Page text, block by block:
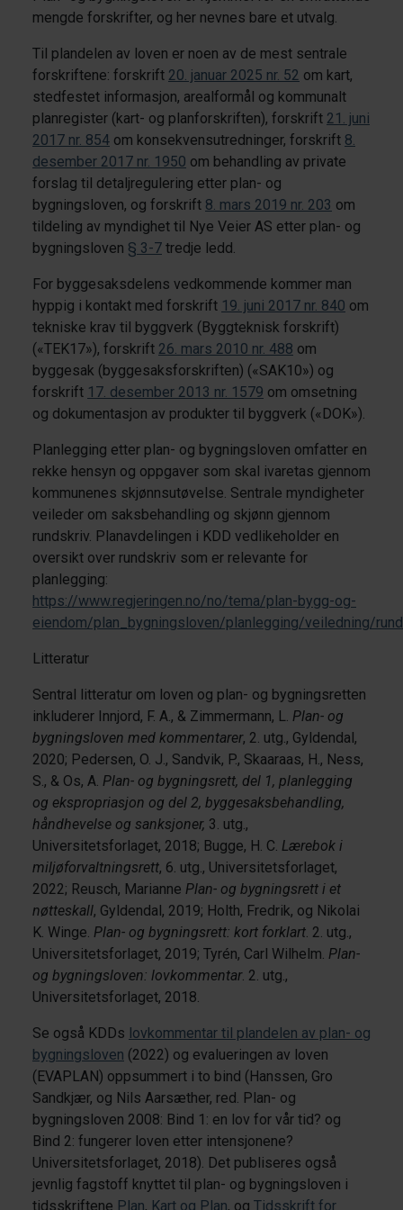
mengde forskrifter, og her nevnes bare et utvalg.
Til plandelen av loven er noen av de mest sentrale
forskriftene: forskrift 20. januar 2025 nr. 52 om kart,
stedfestet informasjon, arealformål og kommunalt
planregister (kart- og planforskriften), forskrift 21. juni
2017 nr. 854 om konsekvensutredninger, forskrift 8.
desember 2017 nr. 1950 om behandling av private
forslag til detaljregulering etter plan- og
bygningsloven, og forskrift 8. mars 2019 nr. 203 om
tildeling av myndighet til Nye Veier AS etter plan- og
bygningsloven § 3-7 tredje ledd.
For byggesaksdelens vedkommende kommer man
hyppig i kontakt med forskrift 19. juni 2017 nr. 840 om
tekniske krav til byggverk (Byggteknisk forskrift)
(«TEK17»), forskrift 26. mars 2010 nr. 488 om
byggesak (byggesaksforskriften) («SAK10») og
forskrift 17. desember 2013 nr. 1579 om omsetning
og dokumentasjon av produkter til byggverk («DOK»).
Planlegging etter plan- og bygningsloven omfatter en
rekke hensyn og oppgaver som skal ivaretas gjennom
kommunenes skjønnsutøvelse. Sentrale myndigheter
veileder om saksbehandling og skjønn gjennom
rundskriv. Planavdelingen i KDD vedlikeholder en
oversikt over rundskriv som er relevante for
planlegging:
https://www.regjeringen.no/no/tema/plan-bygg-og-
eiendom/plan_bygningsloven/planlegging/veiledning/
Litteratur
Sentral litteratur om loven og plan- og bygningsretten
inkluderer Innjord, F. A., & Zimmermann, L. Plan- og
bygningsloven med kommentarer, 2. utg., Gyldendal,
2020; Pedersen, O. J., Sandvik, P., Skaaraas, H., Ness,
S., & Os, A. Plan- og bygningsrett, del 1, planlegging
og ekspropriasjon og del 2, byggesaksbehandling,
håndhevelse og sanksjoner, 3. utg.,
Universitetsforlaget, 2018; Bugge, H. C. Lærebok i
miljøforvaltningsrett, 6. utg., Universitetsforlaget,
2022; Reusch, Marianne Plan- og bygningsrett i et
nøtteskall, Gyldendal, 2019; Holth, Fredrik, og Nikolai
K. Winge. Plan- og bygningsrett: kort forklart . 2. utg.,
Universitetsforlaget, 2019; Tyrén, Carl Wilhelm. Plan-
og bygningsloven: lovkommentar. 2. utg.,
Universitetsforlaget, 2018.
Se også KDDs lovkommentar til plandelen av plan- og
bygningsloven (2022) og evalueringen av loven
(EVAPLAN) oppsummert i to bind (Hanssen, Gro
Sandkjær, og Nils Aarsæther, red. Plan- og
bygningsloven 2008: Bind 1: en lov for vår tid? og
Bind 2: fungerer loven etter intensjonene?
Universitetsforlaget, 2018). Det publiseres også
jevnlig fagstoff knyttet til plan- og bygningsloven i
tidsskriftene Plan, Kart og Plan, og Tidsskrift for